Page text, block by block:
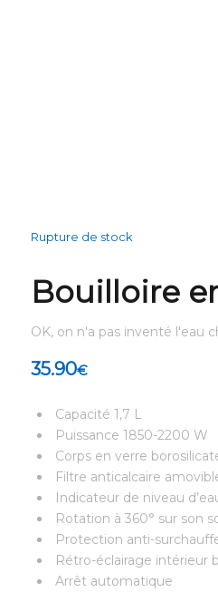
Rupture de stock
Bouilloire
OK, on n'a pas inventé l'eau
35.90€
Capacité 1,7 L
Puissance 1850-2200 W
Corps en verre
Filtre anticalcaire
Indicateur de niveau
Rotation à 360° sur son
Protection anti-
Rétro-éclairage intérieur
Arrêt automatique